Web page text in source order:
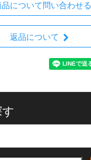
品について問い合わせる
返品について